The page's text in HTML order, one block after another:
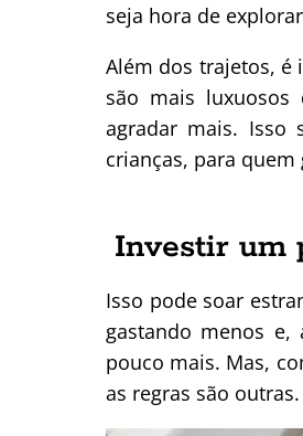
seja hora de
Além dos trajetos, é
são mais
agradar mais. Isso
crianças, para
Investir um
Isso pode soar
gastando menos
pouco mais. Mas,
as regras são outras.